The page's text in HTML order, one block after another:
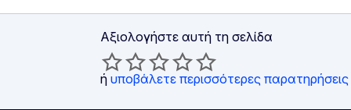
Αξιολογήστε αυτή τη σελίδα
ή υποβάλετε περισσότερες παρατηρήσεις